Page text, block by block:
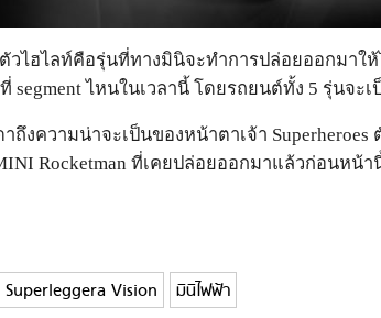
ไฮไลท์คือรุ่นที่ทางมินิจะทำการปล่อยออกมาใ
segment ไหนในเวลานี้ โดยรถยนต์ทั้ง 5 รุ่นจ
ถึงความน่าจะเป็นของหน้าตาเจ้า
Rocketman ที่เคยปล่อยออกมาแล้วก่อนหน้า
Vision มินิไฟฟ้า